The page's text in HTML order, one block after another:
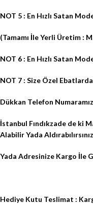
NOT 5 : En Hızlı Satan
(Tamamı İle Yerli Üretim :
NOT 6 : En Hızlı Satan
NOT 7 : Size Özel
Dükkan Telefon
İstanbul Fındıkzade de ki
Alabilir Yada Aldırabılırsınız
Yada Adresinize Kargo İle
Hediye Kutu Teslimat :